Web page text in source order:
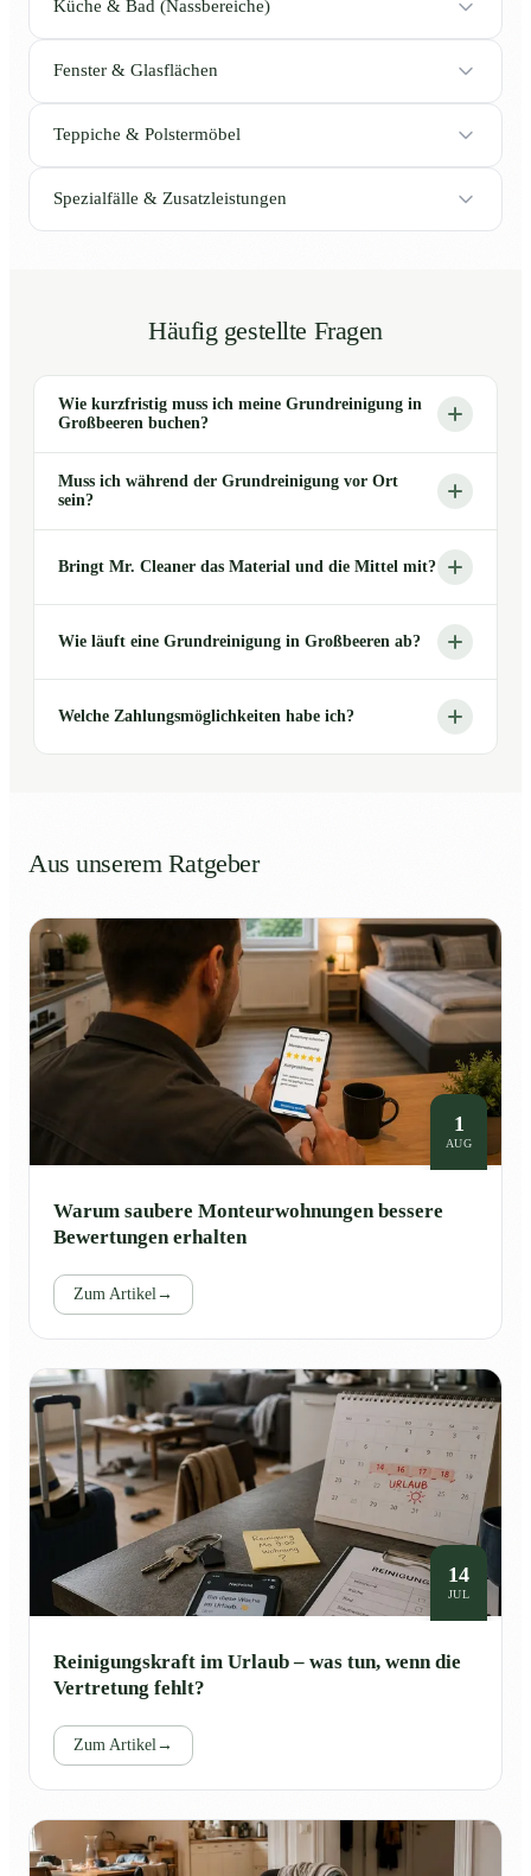
Küche & Bad (Nassbereiche)
Fenster & Glasflächen
Teppiche & Polstermöbel
Spezialfälle & Zusatzleistungen
Häufig gestellte Fragen
Wie kurzfristig muss ich meine Grundreinigung in
Großbeeren buchen?
Muss ich während der Grundreinigung vor Ort
sein?
Bringt Mr. Cleaner das Material und die Mittel mit?
Wie läuft eine Grundreinigung in Großbeeren ab?
Welche Zahlungsmöglichkeiten habe ich?
Aus unserem Ratgeber
1
AUG
Warum saubere Monteurwohnungen bessere
Bewertungen erhalten
Zum Artikel →
14
JUL
Reinigungskraft im Urlaub – was tun, wenn die
Vertretung fehlt?
Zum Artikel →